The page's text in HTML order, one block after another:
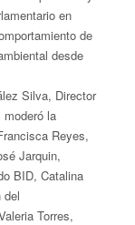
en
de
desde
Silva, Director
moderó la
Reyes,
Jarquin,
BID, Catalina
del
Torres,